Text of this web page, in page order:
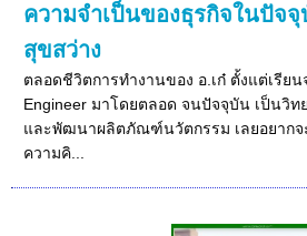
ความจำเป็นของธุรกิจในปัจ
สุขสว่าง
ตลอดชีวิตการทำงานของ อ.เก๋ ตั้งแต่เรีย
Engineer มาโดยตลอด จนปัจจุบัน เป็นวิท
และพัฒนาผลิตภัณฑ์นวัตกรรม เลยอยากจ
ความคิ...